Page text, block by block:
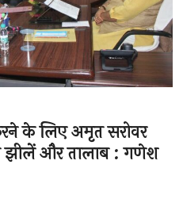
के लिए अमृत सरोवर
झीलें और तालाब : गणेश